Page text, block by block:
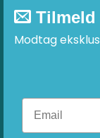
Tilmeld
Modtag